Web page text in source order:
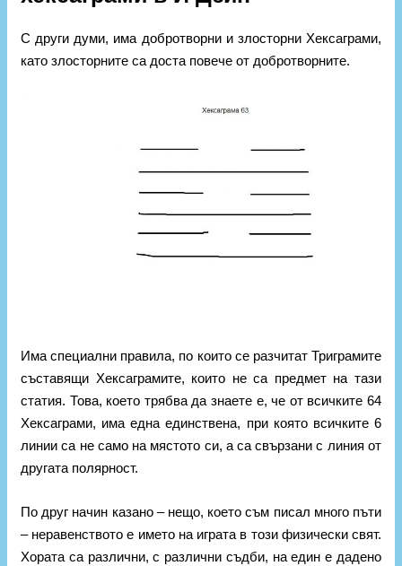
С други думи, има добротворни и злосторни Хексаграми,
като злосторните са доста повече от добротворните.
Има специални правила, по които се разчитат Триграмите
съставящи Хексаграмите, които не са предмет на тази
статия. Това, което трябва да знаете е, че от всичките 64
Хексаграми, има една единствена, при която всичките 6
линии са не само на мястото си, а са свързани с линия от
другата полярност.
По друг начин казано – нещо, което съм писал много пъти
– неравенството е името на играта в този физически свят.
Хората са различни, с различни съдби, на един е дадено